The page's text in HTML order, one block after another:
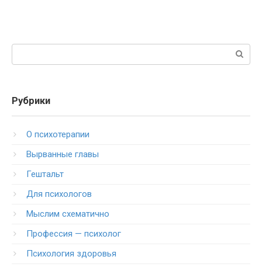
Рубрики
O психотерапии
Вырванные главы
Гештальт
Для психологов
Мыслим схематично
Профессия — психолог
Психология здоровья